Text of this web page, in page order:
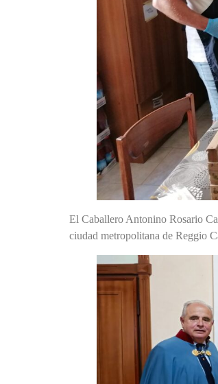
El Caballero Antonino Rosario
ciudad metropolitana de Reggio